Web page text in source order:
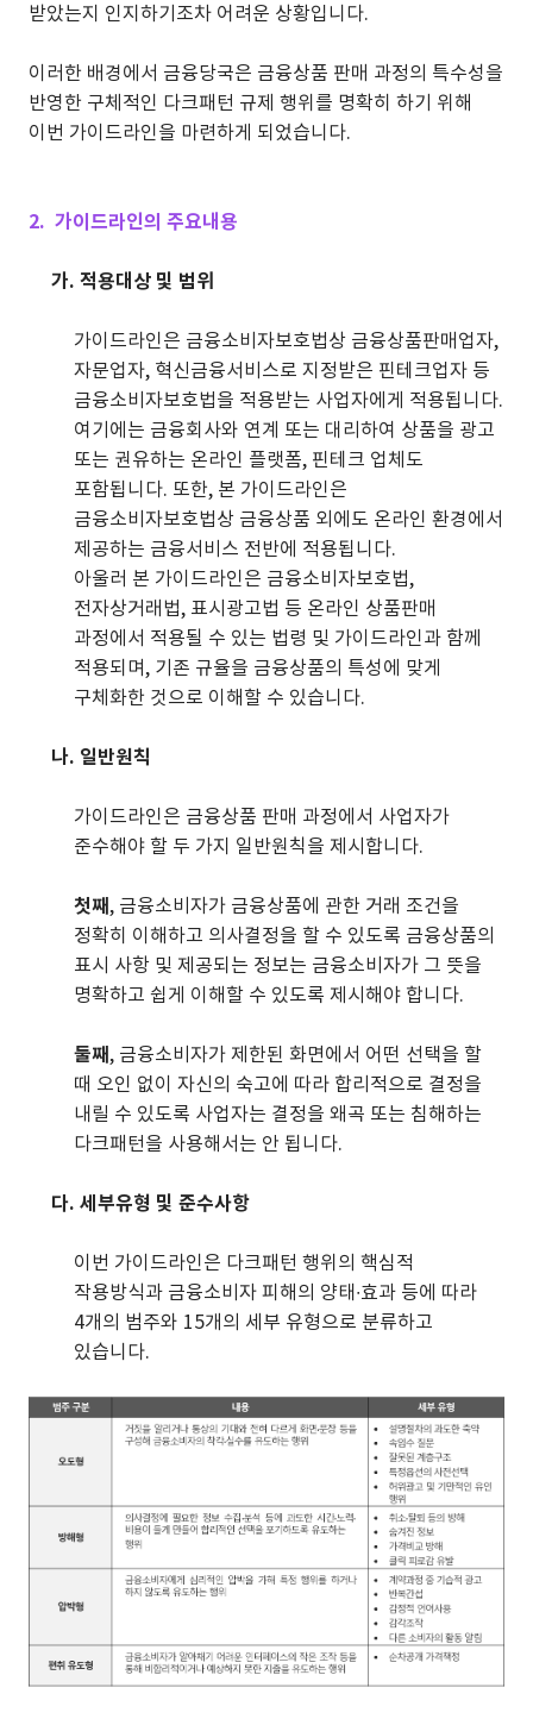
받았는지 인지하기조차 어려운 상황입니다.
이러한 배경에서 금융당국은 금융상품 판매 과정의 특수성을
반영한 구체적인 다크패턴 규제 행위를 명확히 하기 위해
이번 가이드라인을 마련하게 되었습니다.
2. 가이드라인의 주요내용
가. 적용대상 및 범위
가이드라인은 금융소비자보호법상 금융상품판매업자,
자문업자, 혁신금융서비스로 지정받은 핀테크업자 등
금융소비자보호법을 적용받는 사업자에게 적용됩니다.
여기에는 금융회사와 연계 또는 대리하여 상품을 광고
또는 권유하는 온라인 플랫폼, 핀테크 업체도
포함됩니다. 또한, 본 가이드라인은
금융소비자보호법상 금융상품 외에도 온라인 환경에서
제공하는 금융서비스 전반에 적용됩니다.
아울러 본 가이드라인은 금융소비자보호법,
전자상거래법, 표시광고법 등 온라인 상품판매
과정에서 적용될 수 있는 법령 및 가이드라인과 함께
적용되며, 기존 규율을 금융상품의 특성에 맞게
구체화한 것으로 이해할 수 있습니다.
나. 일반원칙
가이드라인은 금융상품 판매 과정에서 사업자가
준수해야 할 두 가지 일반원칙을 제시합니다.
첫째 , 금융소비자가 금융상품에 관한 거래 조건을
정확히 이해하고 의사결정을 할 수 있도록 금융상품의
표시 사항 및 제공되는 정보는 금융소비자가 그 뜻을
명확하고 쉽게 이해할 수 있도록 제시해야 합니다.
둘째 , 금융소비자가 제한된 화면에서 어떤 선택을 할
때 오인 없이 자신의 숙고에 따라 합리적으로 결정을
내릴 수 있도록 사업자는 결정을 왜곡 또는 침해하는
다크패턴을 사용해서는 안 됩니다.
다. 세부유형 및 준수사항
이번 가이드라인은 다크패턴 행위의 핵심적
작용방식과 금융소비자 피해의 양태∙효과 등에 따라
4개의 범주와 15개의 세부 유형으로 분류하고
있습니다.